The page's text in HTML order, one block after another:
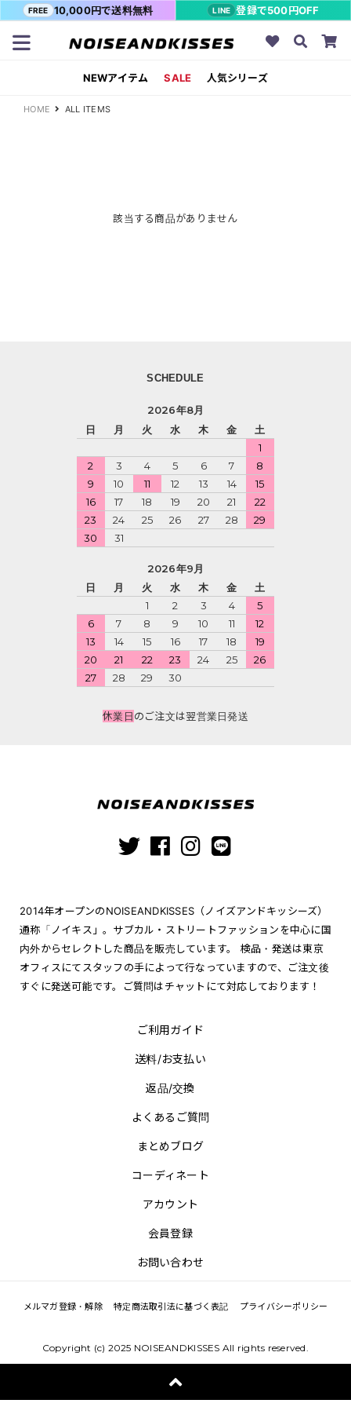
FREE 10,000円で送料無料 LINE 登録で500円OFF
NEWアイテム SALE 人気シリーズ
HOME ALL ITEMS
該当する商品がありません
SCHEDULE
2026年8月
日
月 火 水 木 金
土
1
2
3 4 5 6 7
8
9
10 11 12 13 14
15
16
17 18 19 20 21
22
23
24 25 26 27 28
29
30
31
2026年9月
日
月 火 水 木 金
土
1
2 3 4
5
6
7 8 9 10 11
12
13
14 15 16 17 18
19
20
21 22 23 24 25
26
27
28 29 30
休業日のご注文は翌営業日発送
2014年オープンのNOISEANDKISSES（ノイズアンドキッシーズ）
通称「ノイキス」。サブカル・ストリートファッションを中心に国
内外からセレクトした商品を販売しています。 検品・発送は東京
オフィスにてスタッフの手によって行なっていますので、ご注文後
すぐに発送可能です。ご質問はチャットにて対応しております！
ご利用ガイド
送料/お支払い
返品/交換
よくあるご質問
まとめブログ
コーディネート
アカウント
会員登録
お問い合わせ
メルマガ登録・解除 特定商法取引法に基づく表記 プライバシーポリシー
Copyright (c) 2025 NOISEANDKISSES All rights reserved.